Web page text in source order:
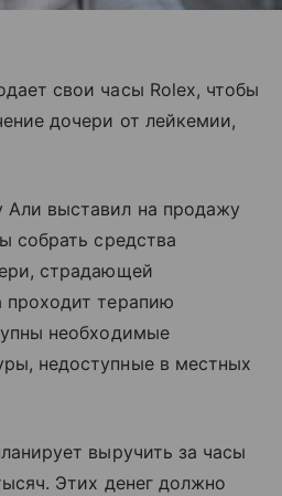
свои часы Rolex, чтобы
дочери от лейкемии,
выставил на продажу
собрать средства
страдающей
проходит терапию
необходимые
недоступные в местных
выручить за часы
Этих денег должно